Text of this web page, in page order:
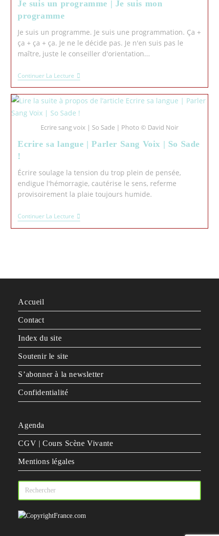
Je suis un programme | Je suis mon
programme
Je suis un programme. Je suis une programmation. Ça +
ça + ça + ça. Je ne le décide pas. Je n'en suis pas le
maître, juste le conseiller d'orientation...
Continuer La Lecture
Ecrire sang voix | So Sade | Photo © David Noir
Ecrire sa langue | Parler Sang Voix | So Sade
!
Écrire soulage la tension du trop plein de pensée,
endigue l'hémorragie, cautérise le sens, referme
provisoirement la plaie toujours humide.
Continuer La Lecture
Accueil
Contact
Index du site
Soutenir le site
S’abonner à la newsletter
Confidentialité
Agenda
CGV | Cours Scène Vivante
Mentions légales